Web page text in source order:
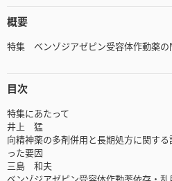
概要
特集 ベンゾジアゼピン受容体作動薬の
目次
特集にあたって
井上 猛
向精神薬の多剤併用と長期処方に関す
った要因
三島 和夫